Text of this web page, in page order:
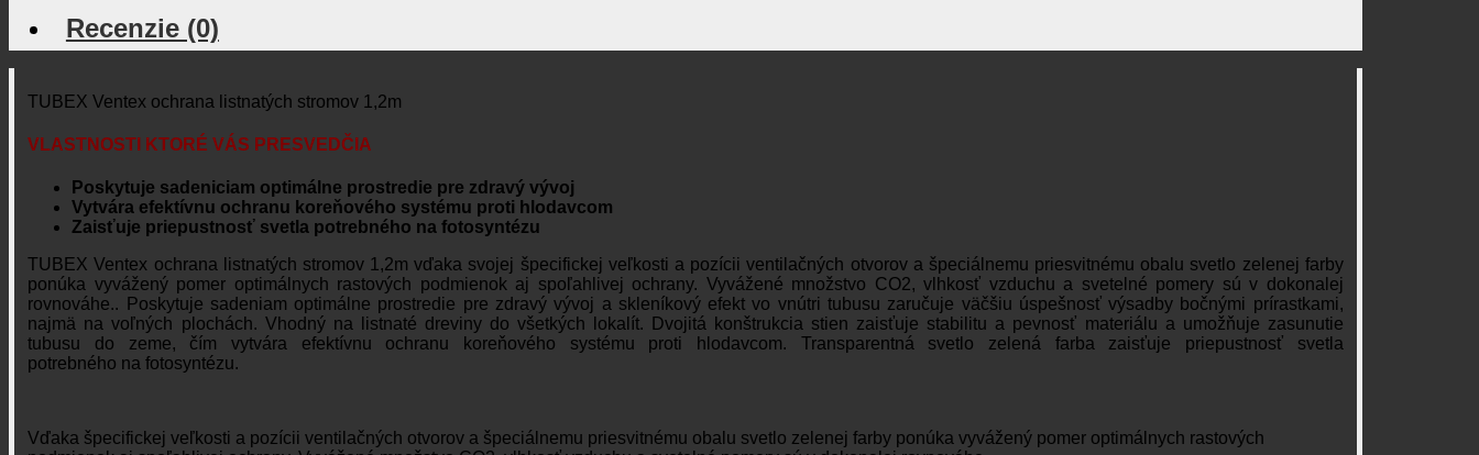
Recenzie (0)
TUBEX Ventex ochrana listnatých stromov 1,2m
VLASTNOSTI KTORÉ VÁS PRESVEDČIA
Poskytuje sadeniciam optimálne prostredie pre zdravý vývoj
Vytvára efektívnu ochranu koreňového systému proti hlodavcom
Zaisťuje priepustnosť svetla potrebného na fotosyntézu
TUBEX Ventex ochrana listnatých stromov 1,2m vďaka svojej špecifickej veľkosti a pozícii ventilačných otvorov a špeciálnemu priesvitnému obalu svetlo zelenej farby
ponúka vyvážený pomer optimálnych rastových podmienok aj spoľahlivej ochrany. Vyvážené množstvo CO2, vlhkosť vzduchu a svetelné pomery súv dokonalej
rovnováhe.. Poskytuje sadeniam optimálne prostredie pre zdravý vývoj a skleníkový efekt vo vnútri tubusu zaručuje väčšiu úspešnosť výsadby bočnými prírastkami,
najmä na voľných plochách. Vhodný na listnaté dreviny do všetkých lokalít. Dvojitá konštrukcia stien zaisťuje stabilitu a pevnosť materiálu a umožňuje zasunutie
tubusu do zeme, čím vytvára efektívnu ochranu koreňového systému proti hlodavcom. Transparentná svetlo zelená farba zaisťuje priepustnosť svetla
potrebného na fotosyntézu.
Vďaka špecifickej veľkosti a pozícii ventilačných otvorov a špeciálnemu priesvitnému obalu svetlo zelenej farby ponúka vyvážený pomer optimálnych rastových